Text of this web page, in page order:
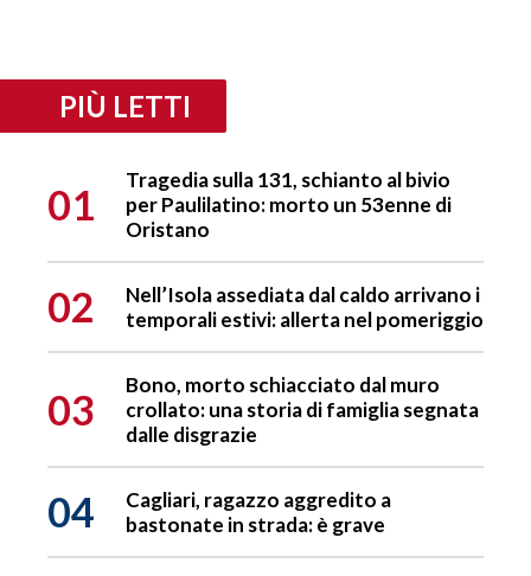
PIÙ LETTI
01
Tragedia sulla 131, schianto al bivio
per Paulilatino: morto un 53enne di
Oristano
02
Nell’Isola assediata dal caldo arrivano i
temporali estivi: allerta nel pomeriggio
03
Bono, morto schiacciato dal muro
crollato: una storia di famiglia segnata
dalle disgrazie
04
Cagliari, ragazzo aggredito a
bastonate in strada: è grave